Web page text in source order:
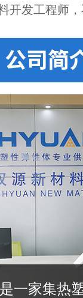
和技术突破。
一家集热